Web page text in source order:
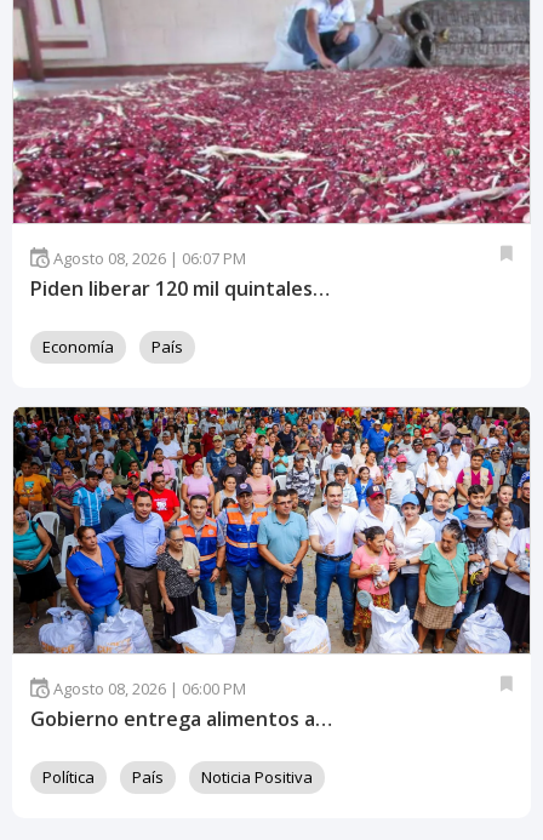
Agosto 08, 2026 | 06:07 PM
Piden liberar 120 mil quintales del IHMA para frenar alzas del frijol
Economía País
Agosto 08, 2026 | 06:00 PM
Gobierno entrega alimentos a familias afectadas por sequía en Valle
Política País Noticia Positiva